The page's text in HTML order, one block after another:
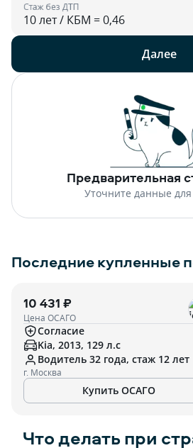
Стаж без ДТП
Далее
Предварительная
Уточните данные для
Последние купленные
10 431 ₽
Цена ОСАГО
Согласие
Kia, 2013, 129 л.с
Водитель 32 года, стаж 12 лет
г. Москва
Купить ОСАГО
Что делать при